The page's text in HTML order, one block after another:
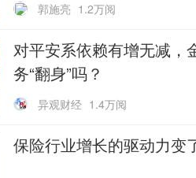
郭施亮 1.2万阅
对平安系依赖有增无减，
务“翻身”吗？
异观财经 1.4万阅
保险行业增长的驱动力变